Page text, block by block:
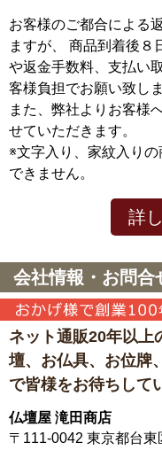
お客様のご都合による
ますが、
商品到着後８
や返金手数料、支払い
客様負担でお願い致しま
また、弊社よりお客様
せていただきます。
※文字入り、家紋入り
できません。
詳
会社情報・お問合
ネット通販20年以上
壇、お仏具、お位牌
で皆様をお待ちして
仏壇屋 滝田商店
〒111-0042 東京都台東